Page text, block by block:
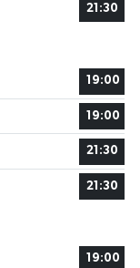
21:30
19:00
19:00
21:30
21:30
19:00